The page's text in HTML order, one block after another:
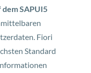
SAPUI5
Fiori
Standard